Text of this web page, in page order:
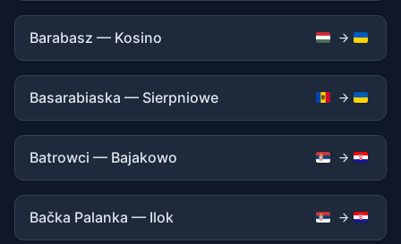
Barabasz — Kosino
Basarabiaska — Sierpniowe
Batrowci — Bajakowo
Bačka Palanka — Ilok